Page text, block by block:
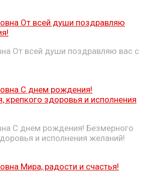
От всей души поздравляю вас с
С днем рождения! Безмерного
и исполнения желаний!